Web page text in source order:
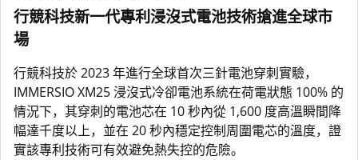
行競科技新一代專利浸沒式電池技術搶進全球市
場
行競科技於 2023 年進行全球首次三針電池穿刺實驗，
IMMERSIO XM25 浸沒式冷卻電池系統在荷電狀態 100% 的
情況下，其穿刺的電池芯在 10 秒內從 1,600 度高溫瞬間降
幅達千度以上，並在 20 秒內穩定控制周圍電芯的溫度，證
實該專利技術可有效避免熱失控的危險。